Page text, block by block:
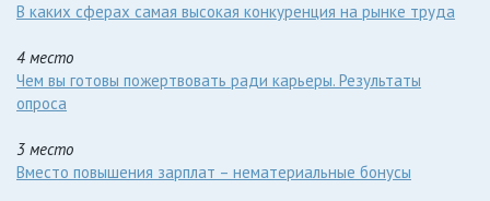
В каких сферах самая высокая конкуренция на рынке труда
4 место
Чем вы готовы пожертвовать ради карьеры. Результаты
опроса
3 место
Вместо повышения зарплат – нематериальные бонусы